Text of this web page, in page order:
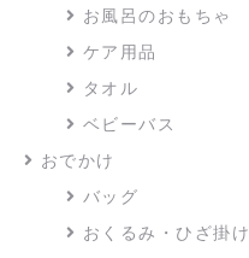
お風呂のおもちゃ
ケア用品
タオル
ベビーバス
おでかけ
バッグ
おくるみ・ひざ掛け